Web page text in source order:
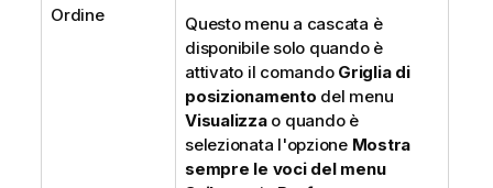
Ordine
Questo menu a cascata è
disponibile solo quando è
attivato il comando Griglia di
posizionamento del menu
Visualizzao quando è
selezionata l'opzione Mostra
sempre le voci del menu